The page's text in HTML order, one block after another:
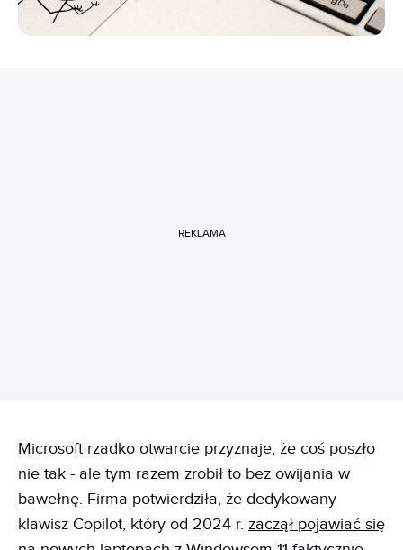
REKLAMA
Microsoft rzadko otwarcie przyznaje, że coś poszło
nie tak - ale tym razem zrobił to bez owijania w
bawełnę. Firma potwierdziła, że dedykowany
klawisz Copilot, który od 2024 r. zaczął pojawiać się